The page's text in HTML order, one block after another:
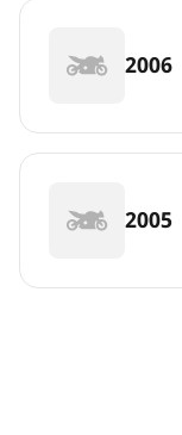
2006
2005